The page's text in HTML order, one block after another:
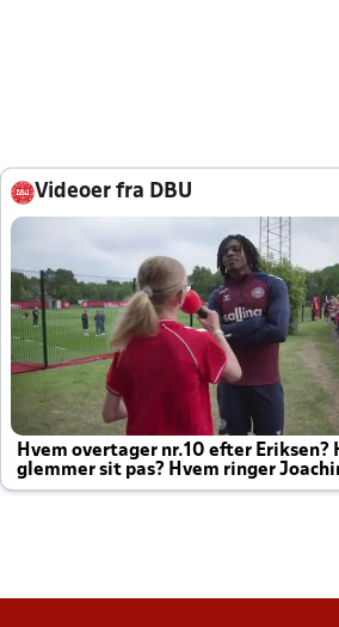
Videoer fra DBU
Hvem overtager nr.10 efter Eriksen?
glemmer sit pas? Hvem ringer
altid til efter kampe?